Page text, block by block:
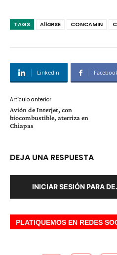
TAGS AliaRSE CONCAMIN
Linkedin
Artículo anterior
Avión de Interjet, con
biocombustible, aterriza en
Chiapas
DEJA UNA RESPUESTA
INICIAR SESIÓN PARA
PLATIQUEMOS EN REDES